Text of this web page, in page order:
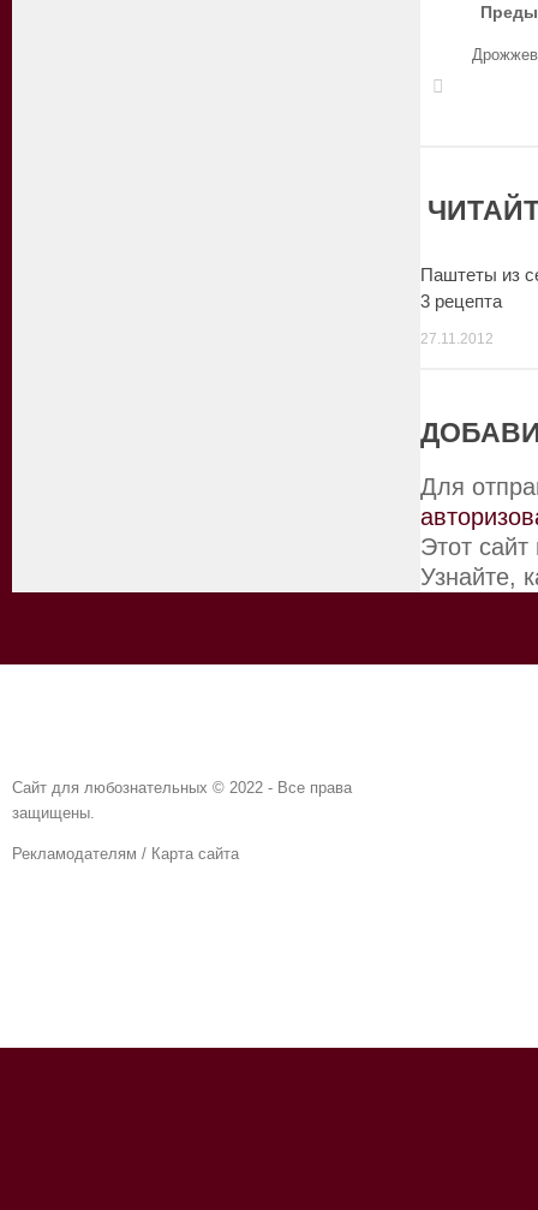
Паштеты из
3 рецепта
27.11.2012
Для
Этот
Узнайте,
Сайт для любознательных © 2022 - Все права
защищены.
Рекламодателям / Карта сайта